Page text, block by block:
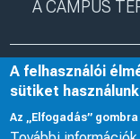
A CAMPUS
© 2025
A felhasználói
sütiket használunk
Az „Elfogadás”